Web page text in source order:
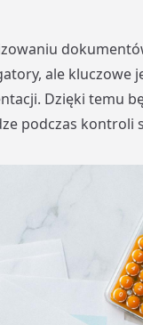
ale kluczowe
Dzięki temu
podczas kontroli